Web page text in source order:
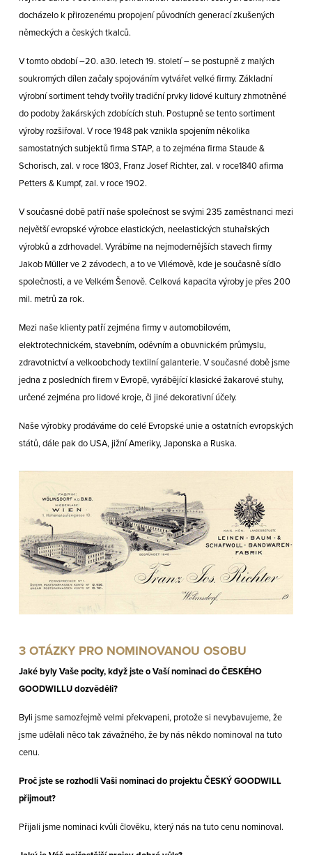
docházelo k přirozenému propojení původních generací zkušených
německých a českých tkalců.
V tomto období –20. a30. letech 19. století – se postupně z malých
soukromých dílen začaly spojováním vytvářet velké firmy. Základní
výrobní sortiment tehdy tvořily tradiční prvky lidové kultury zhmotněné
do podoby žakárských zdobících stuh. Postupně se tento sortiment
výroby rozšiřoval. V roce 1948 pak vznikla spojením několika
samostatných subjektů firma STAP, a to zejména firma Staude &
Schorisch, zal. v roce 1803, Franz Josef Richter, zal. v roce1840 afirma
Petters & Kumpf, zal. v roce 1902.
V současné době patří naše společnost se svými 235 zaměstnanci mezi
největší evropské výrobce elastických, neelastických stuhařských
výrobků a zdrhovadel. Vyrábíme na nejmodernějších stavech firmy
Jakob Müller ve 2 závodech, a to ve Vilémově, kde je současně sídlo
společnosti, a ve Velkém Šenově. Celková kapacita výroby je přes 200
mil. metrů za rok.
Mezi naše klienty patří zejména firmy v automobilovém,
elektrotechnickém, stavebním, oděvním a obuvnickém průmyslu,
zdravotnictví a velkoobchody textilní galanterie. V současné době jsme
jedna z posledních firem v Evropě, vyrábějící klasické žakarové stuhy,
určené zejména pro lidové kroje, či jiné dekorativní účely.
Naše výrobky prodáváme do celé Evropské unie a ostatních evropských
států, dále pak do USA, jižní Ameriky, Japonska a Ruska.
3 OTÁZKY PRO NOMINOVANOU OSOBU
Jaké byly Vaše pocity, když jste o Vaší nominaci do ČESKÉHO
GOODWILLU dozvěděli?
Byli jsme samozřejmě velmi překvapeni, protože si nevybavujeme, že
jsme udělali něco tak závažného, že by nás někdo nominoval na tuto
cenu.
Proč jste se rozhodli Vaši nominaci do projektu ČESKÝ GOODWILL
přijmout?
Přijali jsme nominaci kvůli člověku, který nás na tuto cenu nominoval.